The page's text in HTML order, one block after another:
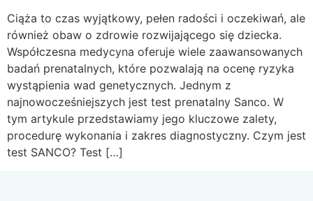
Ciąża to czas wyjątkowy, pełen radości i oczekiwań, ale
również obaw o zdrowie rozwijającego się dziecka.
Współczesna medycyna oferuje wiele zaawansowanych
badań prenatalnych, które pozwalają na ocenę ryzyka
wystąpienia wad genetycznych. Jednym z
najnowocześniejszych jest test prenatalny Sanco. W
tym artykule przedstawiamy jego kluczowe zalety,
procedurę wykonania i zakres diagnostyczny. Czym jest
test SANCO? Test […]